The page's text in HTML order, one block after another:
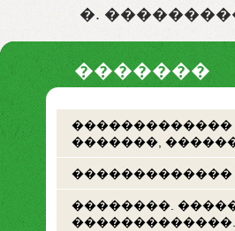
�.
�������
�������������
�������,
�������������
��������.